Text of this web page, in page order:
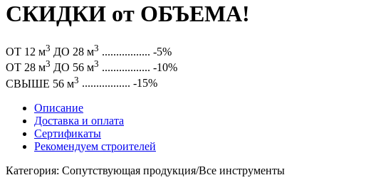
СКИДКИ от ОБЪЕМА!
ОТ 12 м3 ДО 28 м3 ................. -5%
ОТ 28 м3 ДО 56 м3 ................. -10%
СВЫШЕ 56 м3 ................. -15%
Описание
Доставка и оплата
Сертификаты
Рекомендуем строителей
Категория: Сопутствующая продукция/Все инструменты